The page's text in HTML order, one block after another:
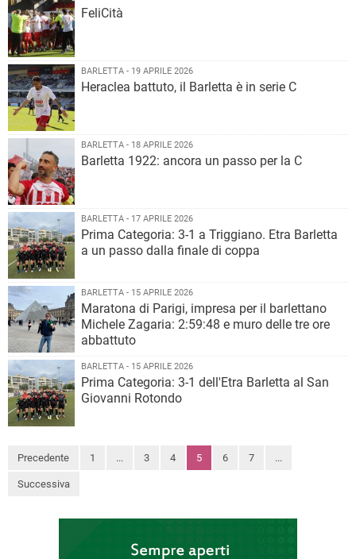
FeliCità
BARLETTA - 19 APRILE 2026
Heraclea battuto, il Barletta è in serie C
BARLETTA - 18 APRILE 2026
Barletta 1922: ancora un passo per la C
BARLETTA - 17 APRILE 2026
Prima Categoria: 3-1 a Triggiano. Etra Barletta
a un passo dalla finale di coppa
BARLETTA - 15 APRILE 2026
Maratona di Parigi, impresa per il barlettano
Michele Zagaria: 2:59:48 e muro delle tre ore
abbattuto
BARLETTA - 15 APRILE 2026
Prima Categoria: 3-1 dell'Etra Barletta al San
Giovanni Rotondo
Precedente 1 ... 3 4 5 6 7 ...
Successiva